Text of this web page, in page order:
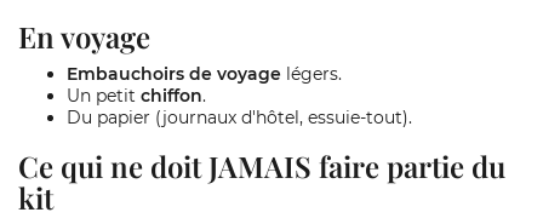
En voyage
Embauchoirs de voyage légers.
Un petit chiffon.
Du papier (journaux d'hôtel, essuie-tout).
Ce qui ne doit JAMAIS faire partie du
kit